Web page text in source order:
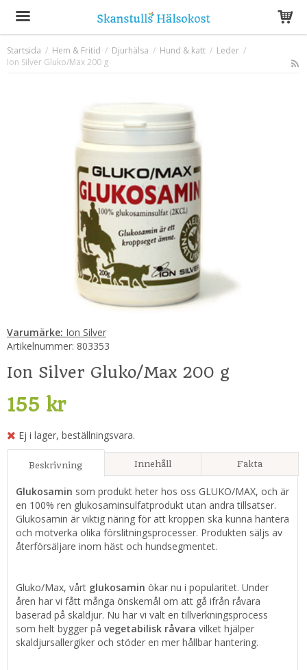
Produkten har blivit tillagd i varukorgen
Startsida / Hem & Fritid / Djurhälsa / Hund & katt / Leder /
Ion Silver Gluko/Max 200 g
Varumärke: Ion Silver
Artikelnummer: 803353
Ion Silver Gluko/Max 200 g
155 kr
Ej i lager, beställningsvara.
Beskrivning Innehåll Fakta
Glukosamin som produkt heter hos oss GLUKO/MAX, och är
en 100% ren glukosaminsulfatprodukt utan andra tillsatser.
Glukosamin är viktig näring för att kroppen ska kunna hantera
och motverka olika förslitningsprocesser. Produkten säljs av
återförsäljare inom häst och hundsegmentet.
Gluko/Max, vårt glukosamin ökar nu i popularitet. Under
åren har vi fått många önskemål om att gå ifrån råvara
baserad på skaldjur. Nu har vi valt en tillverkningsprocess
som helt bygger på vegetabilisk råvara vilket hjälper
skaldjursallergiker och stöder en mer hållbar hantering.